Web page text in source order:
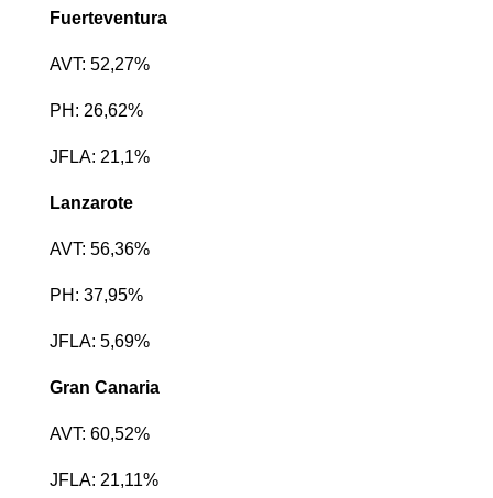
Fuerteventura
AVT: 52,27%
PH: 26,62%
JFLA: 21,1%
Lanzarote
AVT: 56,36%
PH: 37,95%
JFLA: 5,69%
Gran Canaria
AVT: 60,52%
JFLA: 21,11%